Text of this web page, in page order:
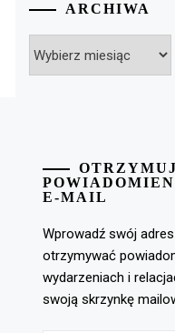
ARCHIWA
OTRZYMUJ
E-MAIL
Wprowadź swój
otrzymywać
wydarzeniach i
swoją skrzynkę